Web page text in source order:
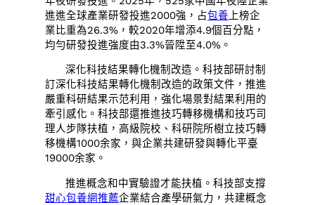
進進全球產業研發投進2000強，占包養 上榜企
業比重為26.3%，較2020年增添4.9個百分點，
均勻研發投進強度由3.3%晉陞至4.0%。
深化科技結果轉化機制改造。科技部研討制
訂深化科技結果轉化機制改造的政策文件，推進
嚴重科研結果示范利用，強化場景對結果利用的
牽引感化。科技部還推進技巧轉移機構和技巧司
理人步隊扶植，高級院校、科研院所樹立技巧轉
移機構1000余家，與企業共建研發與轉化平臺
19000余家。
推進概念和中實驗證才能扶植。科技部支撐
甜心包養網推薦企業結合產學研氣力，共建概念